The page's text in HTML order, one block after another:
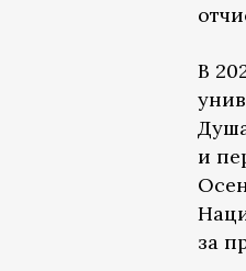
В
и
за